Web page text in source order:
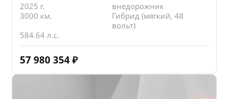
2025 г.
внедорожник
3000 км.
Гибрид (мягкий, 48
вольт)
584.64 л.с.
57 980 354 ₽